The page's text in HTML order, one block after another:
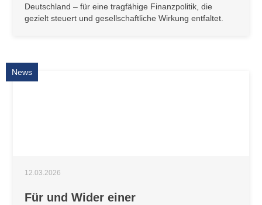
Deutschland – für eine tragfähige Finanzpolitik, die
gezielt steuert und gesellschaftliche Wirkung entfaltet.
News
12.03.2026
Für und Wider einer